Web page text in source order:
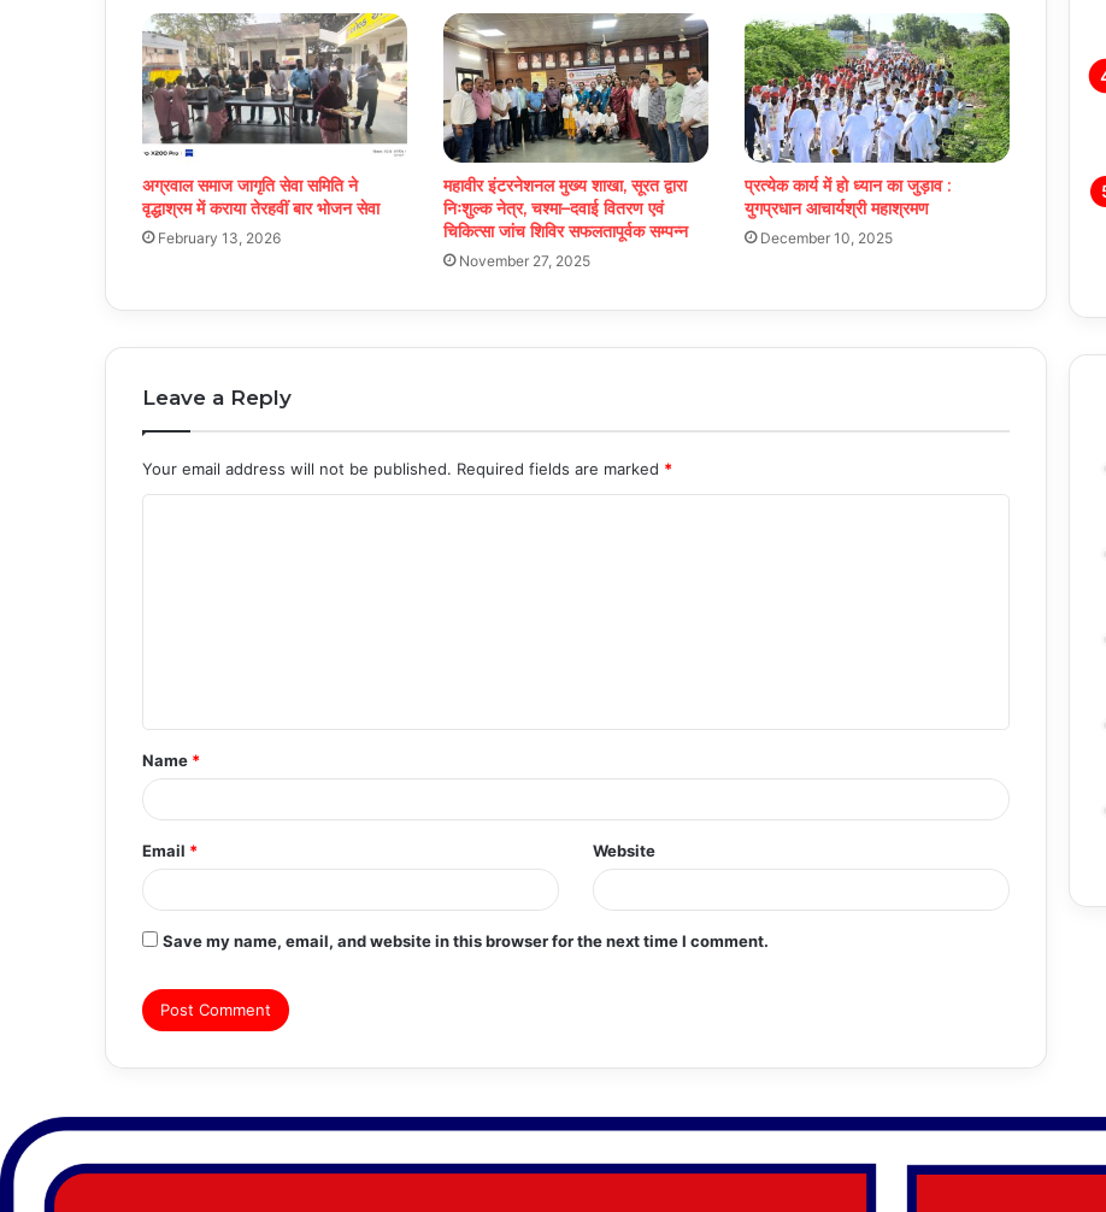
अग्रवाल समाज जागृति सेवा समिति ने
वृद्धाश्रम में कराया तेरहवीं बार भोजन सेवा
February 13, 2026
महावीर इंटरनेशनल मुख्य शाखा, सूरत द्वारा
निःशुल्क नेत्र, चश्मा–दवाई वितरण एवं
चिकित्सा जांच शिविर सफलतापूर्वक सम्पन्न
November 27, 2025
प्रत्येक कार्य में हो ध्यान का जुड़ाव :
युगप्रधान आचार्यश्री महाश्रमण
December 10, 2025
Leave a Reply
Your email address will not be published. Required fields are marked *
t
*
Name *
Email * Website
Save my name, email, and website in this browser for the next time I comment.